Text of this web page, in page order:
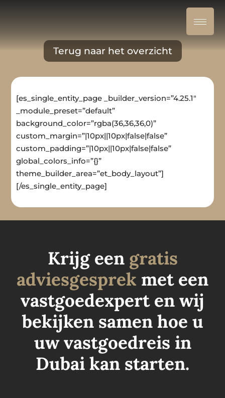
Terug naar het overzicht
[es_single_entity_page _builder_version=”4.25.1″
_module_preset=”default”
background_color=”rgba(36,36,36,0)”
custom_margin=”|10px||10px|false|false”
custom_padding=”|10px||10px|false|false”
global_colors_info=”{}”
theme_builder_area=”et_body_layout”]
[/es_single_entity_page]
Krijg een gratis
adviesgesprek met een
vastgoedexpert en wij
bekijken samen hoe u
uw vastgoedreis in
Dubai kan starten.